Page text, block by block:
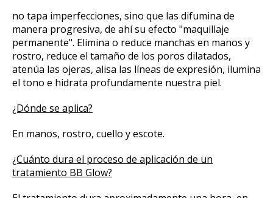
no tapa imperfecciones, sino que las difumina de
manera progresiva, de ahí su efecto "maquillaje
permanente". Elimina o reduce manchas en manos y
rostro, reduce el tamaño de los poros dilatados,
atenúa las ojeras, alisa las líneas de expresión, ilumina
el tono e hidrata profundamente nuestra piel.
¿Dónde se aplica?
En manos, rostro, cuello y escote.
¿Cuánto dura el proceso de aplicación de un
tratamiento BB Glow?